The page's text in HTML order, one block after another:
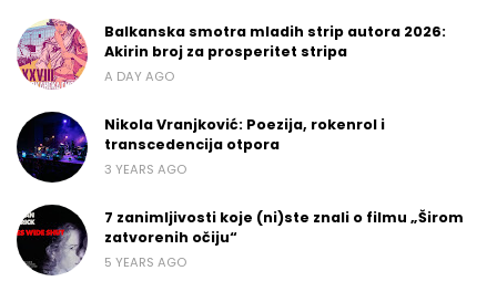
Balkanska smotra mladih strip autora 2026:
Akirin broj za prosperitet stripa
A DAY AGO
Nikola Vranjković: Poezija, rokenrol i
transcedencija otpora
3 YEARS AGO
7 zanimljivosti koje (ni)ste znali o filmu „Širom
zatvorenih očiju“
5 YEARS AGO